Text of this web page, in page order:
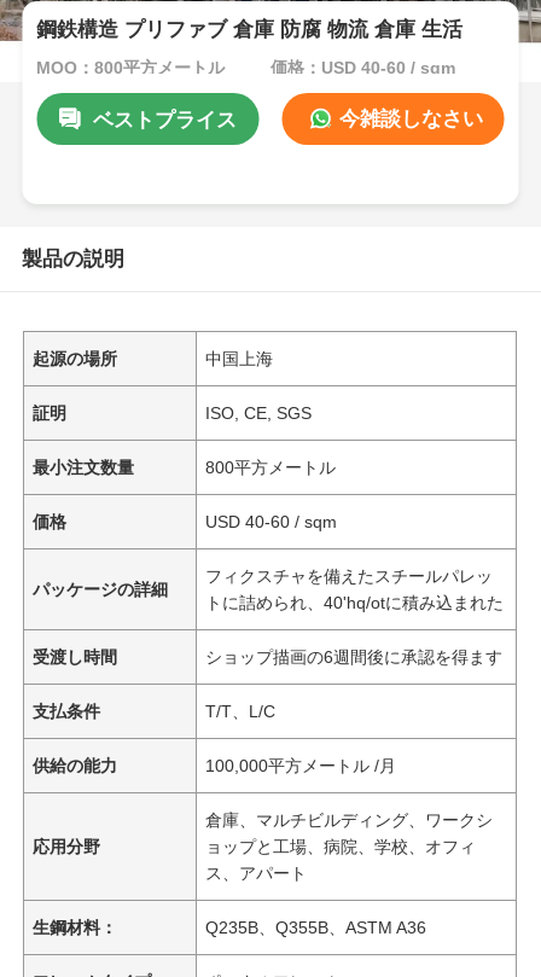
鋼鉄構造 プリファブ 倉庫 防腐 物流 倉庫 生活
MOQ：800平方メートル 価格：USD 40-60 / sqm
ベストプライス 今雑談しなさい
製品の説明
起源の場所 中国上海
証明 ISO, CE, SGS
最小注文数量 800平方メートル
価格 USD 40-60 / sqm
パッケージの詳細
フィクスチャを備えたスチールパレッ
トに詰められ、40'hq/otに積み込まれた
受渡し時間 ショップ描画の6週間後に承認を得ます
支払条件 T/T、L/C
供給の能力 100,000平方メートル /月
応用分野
倉庫、マルチビルディング、ワークシ
ョップと工場、病院、学校、オフィ
ス、アパート
生鋼材料： Q235B、Q355B、ASTM A36